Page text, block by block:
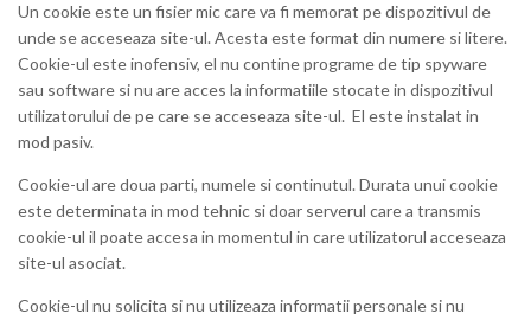
Un cookie este un fisier mic care va fi memorat pe dispozitivul de
unde se acceseaza site-ul. Acesta este format din numere si litere.
Cookie-ul este inofensiv, el nu contine programe de tip spyware
sau software si nu are acces la informatiile stocate in dispozitivul
utilizatorului de pe care se acceseaza site-ul. El este instalat in
mod pasiv.
Cookie-ul are doua parti, numele si continutul. Durata unui cookie
este determinata in mod tehnic si doar serverul care a transmis
cookie-ul il poate accesa in momentul in care utilizatorul acceseaza
site-ul asociat.
Cookie-ul nu solicita si nu utilizeaza informatii personale si nu